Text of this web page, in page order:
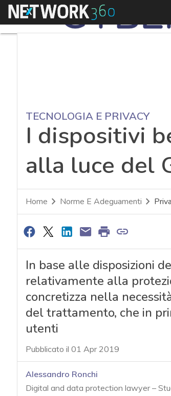
Menu
TECNOLOGIA E PRIVACY
I dispositivi
alla luce del
Home Norme E Adeguamenti
In base alle disposizioni
relativamente alla
concretizza nella
del trattamento, che in
utenti
Pubblicato il 01 Apr 2019
Alessandro Ronchi
Digital and data protection lawyer –